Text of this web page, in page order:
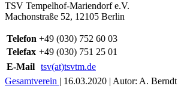
TSV Tempelhof-Mariendorf e.V.
Machonstraße 52, 12105 Berlin
Telefon +49 (030) 752 60 03
Telefax +49 (030) 751 25 01
E-Mail tsv(at)tsvtm.de
Gesamtverein
16.03.2020 | Autor: A. Berndt